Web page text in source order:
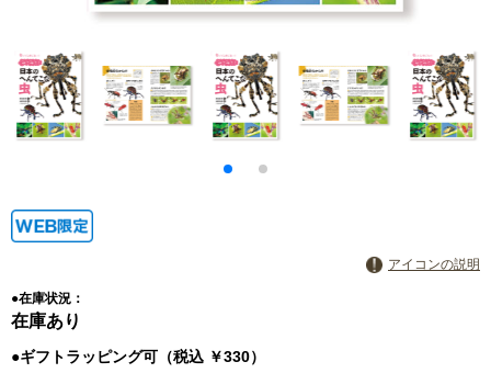
アイコンの説明
●在庫状況：
在庫あり
●ギフトラッピング可（税込 ￥330）